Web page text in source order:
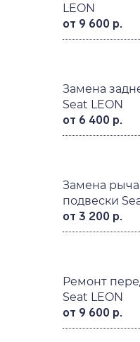
LEON
от 9 600 р.
Замена
Seat LEON
от 6 400 р.
Замена
подвески
от 3 200 р.
Ремонт
Seat LEON
от 9 600 р.